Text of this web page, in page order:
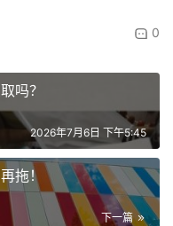
0
吗？
2026年7月6日 下午5:45
拖！
下一篇